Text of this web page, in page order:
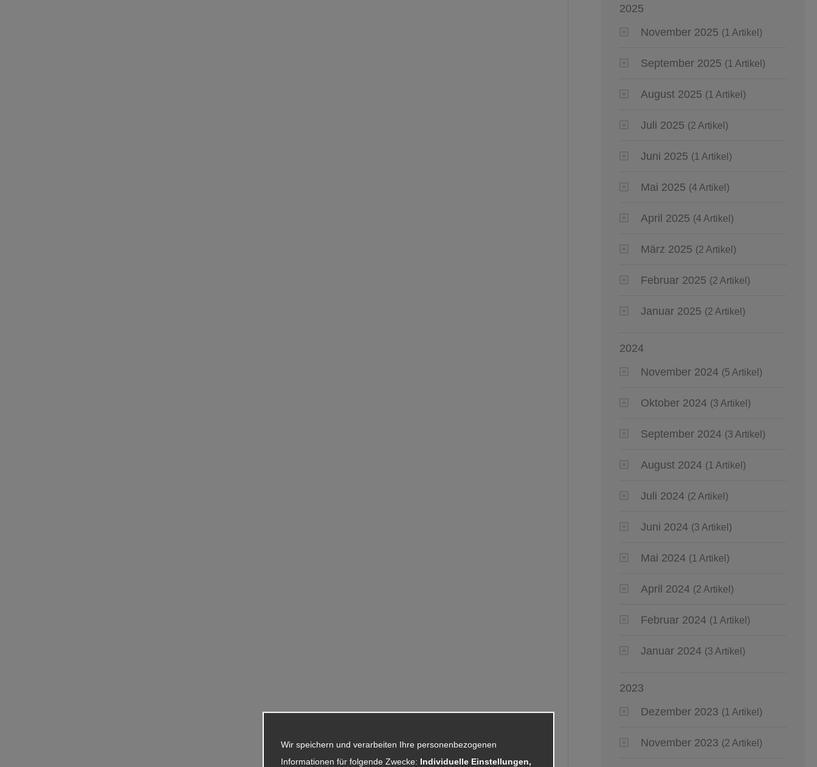
2025
November 2025 (1 Artikel)
September 2025 (1 Artikel)
August 2025 (1 Artikel)
Juli 2025 (2 Artikel)
Juni 2025 (1 Artikel)
Mai 2025 (4 Artikel)
April 2025 (4 Artikel)
März 2025 (2 Artikel)
Februar 2025 (2 Artikel)
Januar 2025 (2 Artikel)
2024
November 2024 (5 Artikel)
Oktober 2024 (3 Artikel)
September 2024 (3 Artikel)
August 2024 (1 Artikel)
Juli 2024 (2 Artikel)
Juni 2024 (3 Artikel)
Mai 2024 (1 Artikel)
April 2024 (2 Artikel)
Februar 2024 (1 Artikel)
Januar 2024 (3 Artikel)
2023
Dezember 2023 (1 Artikel)
November 2023 (2 Artikel)
Wir speichern und verarbeiten Ihre personenbezogenen
Informationen für folgende Zwecke: Individuelle Einstellungen,